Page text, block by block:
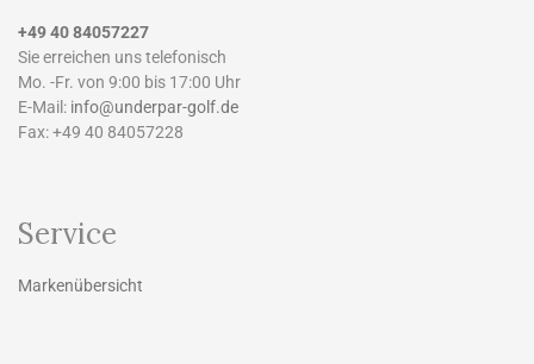
+49 40 84057227
Sie erreichen uns telefonisch
Mo. -Fr. von 9:00 bis 17:00 Uhr
E-Mail: info@underpar-golf.de
Fax: +49 40 84057228
Service
Markenübersicht